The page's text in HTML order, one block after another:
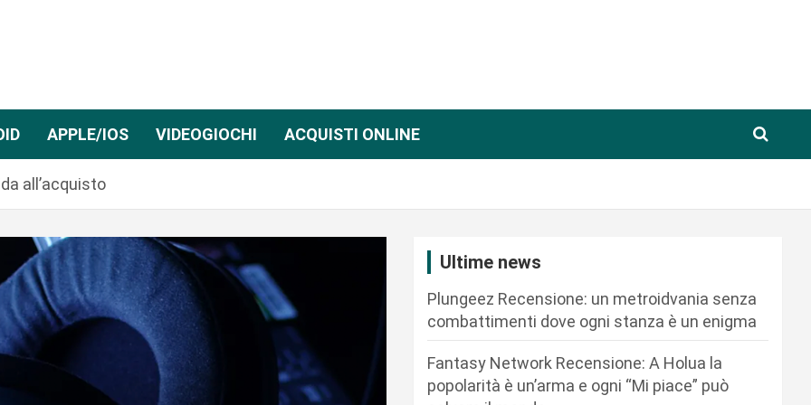
APPLE/IOS VIDEOGIOCHI ACQUISTI ONLINE
all’acquisto
Ultime news
Plungeez Recensione: un metroidvania senza
combattimenti dove ogni stanza è un enigma
Fantasy Network Recensione: A Holua la
popolarità è un’arma e ogni “Mi piace” può